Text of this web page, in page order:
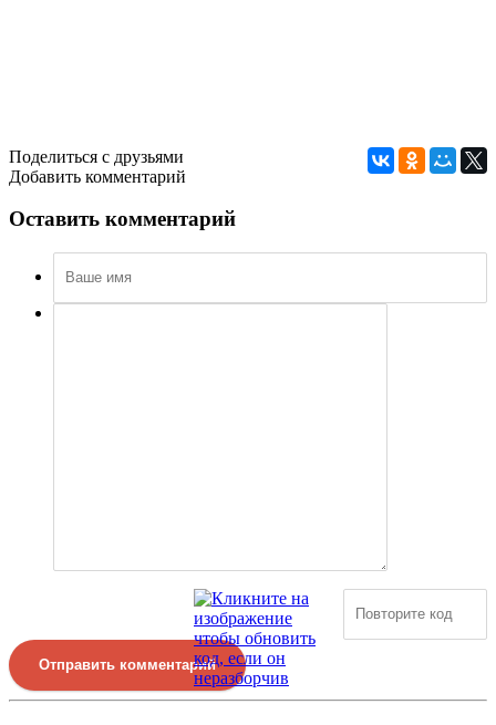
Поделиться с друзьями
Добавить комментарий
Оставить комментарий
Отправить комментарий